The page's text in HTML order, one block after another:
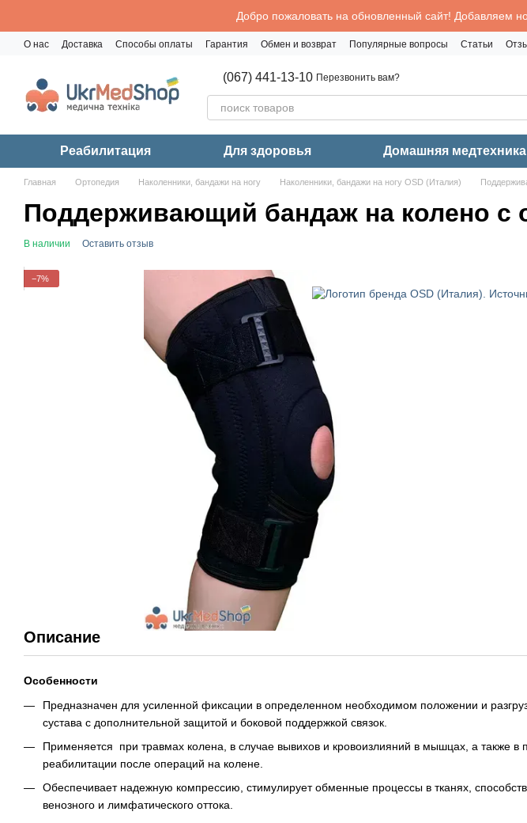
Добро пожаловать на обновленный сайт! Добавляем
О нас Доставка Способы оплаты Гарантия Обмен и возврат Популярные вопросы Статьи
(067) 441-13-10 Перезвонить вам?
Реабилитация Для здоровья Домашняя медтехника
Главная Ортопедия Наколенники, бандажи на ногу Наколенники, бандажи на ногу OSD (Италия)
Поддерживающий бандаж на колено с
В наличии Оставить отзыв
−7%
Описание
Особенности
Предназначен для усиленной фиксации в определенном необходимом положении и
сустава с дополнительной защитой и боковой поддержкой связок.
Применяется при травмах колена, в случае вывихов и кровоизлияний в мышцах, а также в
реабилитации после операций на колене.
Обеспечивает надежную компрессию, стимулирует обменные процессы в тканях,
венозного и лимфатического оттока.